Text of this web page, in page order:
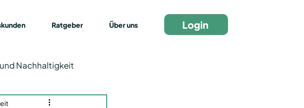
Ratgeber Über uns Login
Nachhaltigkeit